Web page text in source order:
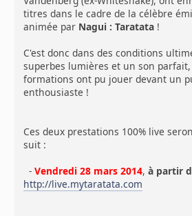
titres dans le cadre de la célèbre
animée par Nagui : Taratata !
C'est donc dans des conditions
superbes lumières et un son
formations ont pu jouer devant un
enthousiaste !
Ces deux prestations 100% live
suit :
-Vendredi 28 mars 2014,à partir
http://live.mytaratata.com